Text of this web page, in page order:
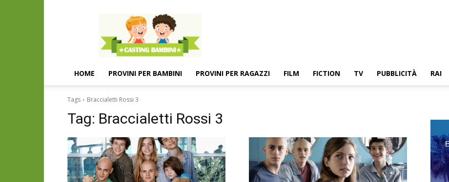
Casting
e
provini
per
bambini
e
HOME PROVINI PER BAMBINI PROVINI PER RAGAZZI FILM FICTION TV PUBBLICITÀ RAI
Tags Braccialetti Rossi 3
Tag: Braccialetti Rossi 3